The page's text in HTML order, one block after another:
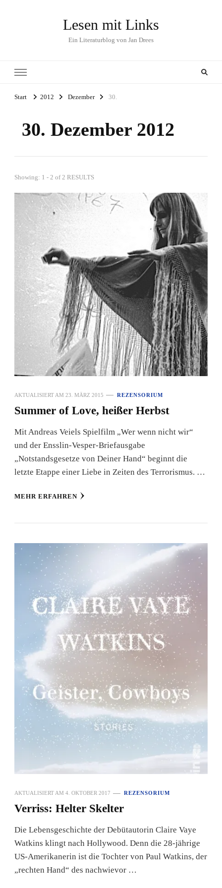
Lesen mit Links
Ein Literaturblog von Jan Drees
Start 2012 Dezember 30.
30. Dezember 2012
Showing: 1 - 2 of 2 RESULTS
AKTUALISIERT AM 23. MÄRZ 2015 REZENSORIUM
Summer of Love, heißer Herbst
Mit Andreas Veiels Spielfilm „Wer wenn nicht wir“
und der Ensslin-Vesper-Briefausgabe
„Notstandsgesetze von Deiner Hand“ beginnt die
letzte Etappe einer Liebe in Zeiten des Terrorismus. …
MEHR ERFAHREN
AKTUALISIERT AM 4. OKTOBER 2017 REZENSORIUM
Verriss: Helter Skelter
Die Lebensgeschichte der Debütautorin Claire Vaye
Watkins klingt nach Hollywood. Denn die 28-jährige
US-Amerikanerin ist die Tochter von Paul Watkins, der
„rechten Hand“ des nachwievor …